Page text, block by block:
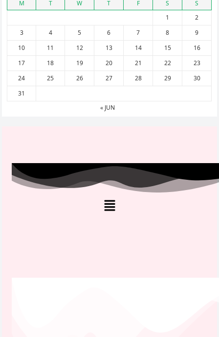
M T W T F S
S
1
2
3
4 5 6 7 8
9
10
11 12 13 14 15
16
17
18 19 20 21 22
23
24
25 26 27 28 29
30
31
« JUN